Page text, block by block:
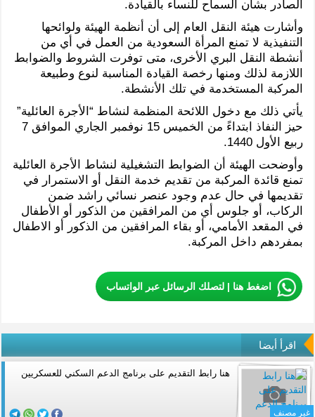
الصادر بشأن السماح للنساء بالقيادة.
وأشارت هيئة النقل العام إلى أن أنظمة الهيئة ولوائحها
التنفيذية لا تمنع المرأة السعودية من العمل في أي من
أنشطة النقل البري الأخرى، متى توفرت الشروط والضوابط
اللازمة لذلك ومنها رخصة القيادة المناسبة لنوع وطبيعة
المركبة المستخدمة في تلك الأنشطة.
يأتي ذلك مع دخول اللائحة المنظمة لنشاط “الأجرة العائلية”
حيز النفاذ ابتداءً من الخميس 15 نوفمبر الجاري الموافق 7
ربيع الأول 1440.
وأوضحت الهيئة أن الضوابط التشغيلية لنشاط الأجرة العائلية
تمنع قائدة المركبة من تقديم خدمة النقل أو الاستمرار في
تقديمها في حال عدم وجود عنصر نسائي راشد ضمن
الركاب، أو جلوس أي من المرافقين من الذكور أو الأطفال
في المقعد الأمامي، أو بقاء المرافقين من الذكور أو الاطفال
بمفردهم داخل المركبة.
اضغط هنا | لتصلك الرسائل عبر الواتساب
اقرأ أيضا
غير مصنف
هنا رابط التقديم على برنامج الدعم السكني للعسكريين